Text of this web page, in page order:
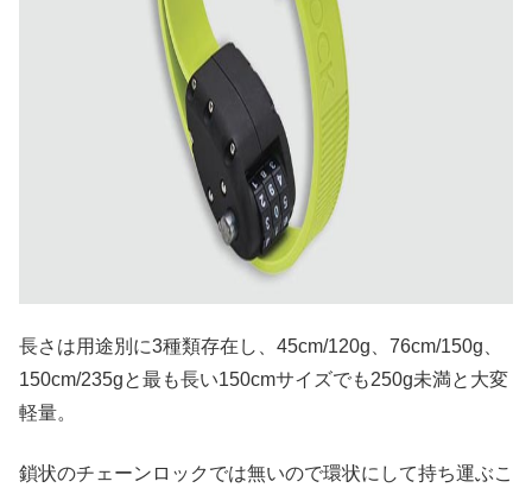
長さは用途別に3種類存在し、45cm/120g、76cm/150g、
150cm/235gと最も長い150cmサイズでも250g未満と大変
軽量。
鎖状のチェーンロックでは無いので環状にして持ち運ぶこ